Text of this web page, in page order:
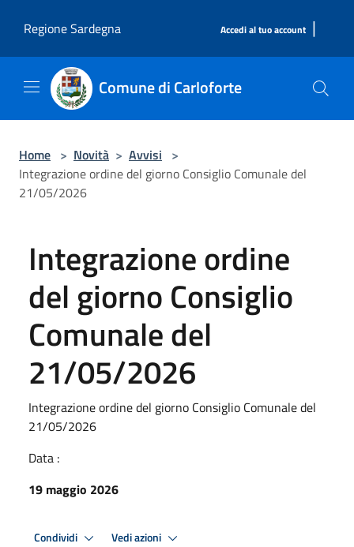
Regione Sardegna
Accedi al tuo account |
Comune di Carloforte
Home > Novità > Avvisi >
Integrazione ordine del giorno Consiglio Comunale del
21/05/2026
Integrazione ordine
del giorno Consiglio
Comunale del
21/05/2026
Integrazione ordine del giorno Consiglio Comunale del
21/05/2026
Data :
19 maggio 2026
Condividi Vedi azioni